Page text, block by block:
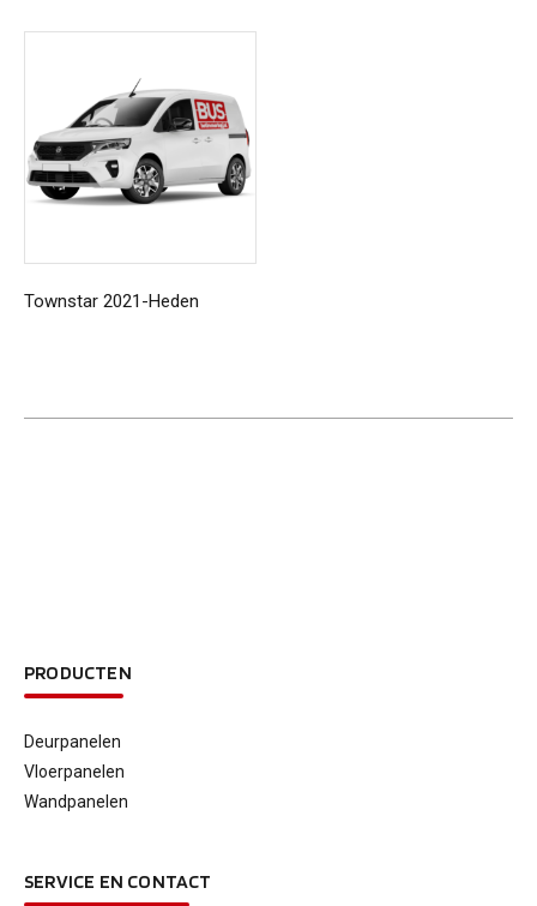
Townstar 2021-Heden
PRODUCTEN
Deurpanelen
Vloerpanelen
Wandpanelen
SERVICE EN CONTACT